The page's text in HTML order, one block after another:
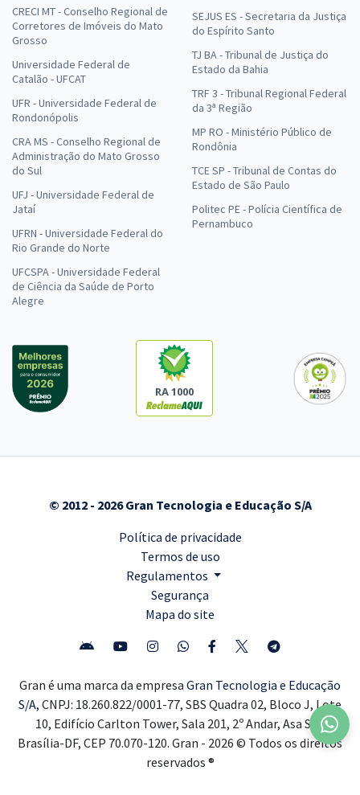
CRECI MT - Conselho Regional de
Corretores de Imóveis do Mato
Grosso
Universidade Federal de
Catalão - UFCAT
UFR - Universidade Federal de
Rondonópolis
CRA MS - Conselho Regional de
Administração do Mato Grosso
do Sul
UFJ - Universidade Federal de
Jataí
UFRN - Universidade Federal do
Rio Grande do Norte
UFCSPA - Universidade Federal
de Ciência da Saúde de Porto
Alegre
SEJUS ES - Secretaria da Justiça
do Espírito Santo
TJ BA - Tribunal de Justiça do
Estado da Bahia
TRF 3 - Tribunal Regional Federal
da 3ª Região
MP RO - Ministério Público de
Rondônia
TCE SP - Tribunal de Contas do
Estado de São Paulo
Politec PE - Polícia Científica de
Pernambuco
RA 1000
© 2012 - 2026 Gran Tecnologia e Educação S/A
Política de privacidade
Termos de uso
Regulamentos
Segurança
Mapa do site
Gran é uma marca da empresa Gran Tecnologia e Educação
S/A, CNPJ: 18.260.822/0001-77, SBS Quadra 02, Bloco J, Lote
10, Edifício Carlton Tower, Sala 201, 2º Andar, Asa Sul,
Brasília-DF, CEP 70.070-120. Gran - 2026 © Todos os direitos
reservados ®